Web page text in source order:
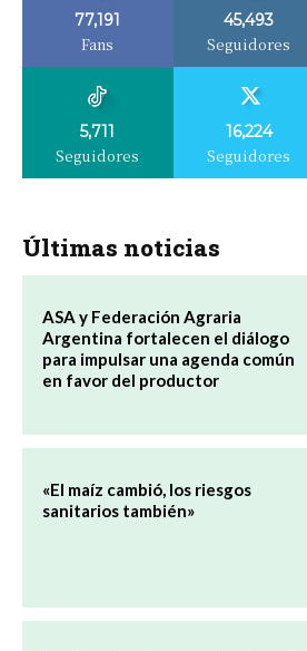
77,191
Fans
45,493
Seguidores
5,711
Seguidores
16,224
Seguidores
Últimas noticias
ASA y Federación Agraria
Argentina fortalecen el diálogo
para impulsar una agenda común
en favor del productor
«El maíz cambió, los riesgos
sanitarios también»